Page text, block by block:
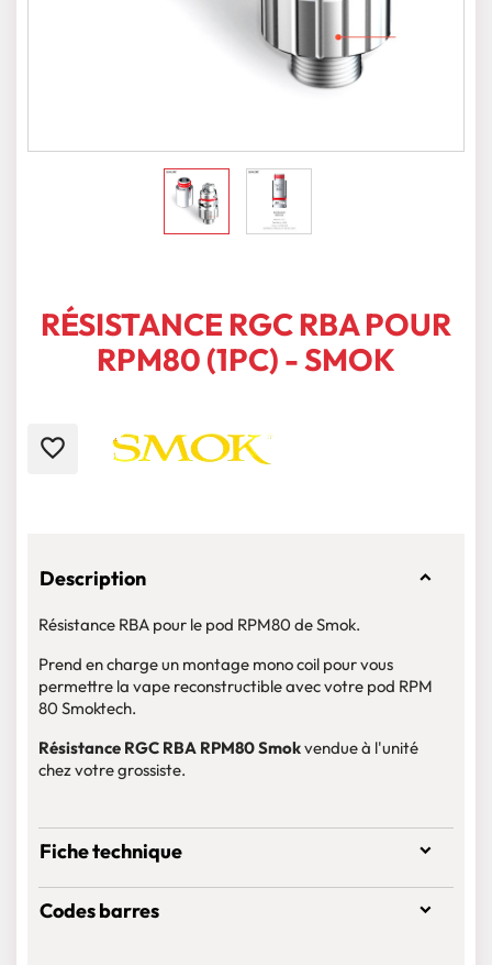
RÉSISTANCE RGC RBA POUR
RPM80 (1PC) - SMOK
favorite_border
Description
Résistance RBA pour le pod RPM80 de Smok.
Prend en charge un montage mono coil pour vous
permettre la vape reconstructible avec votre pod RPM
80 Smoktech.
Résistance RGC RBA RPM80 Smokvendue à l'unité
chez votre grossiste.
Fiche technique
Codes barres